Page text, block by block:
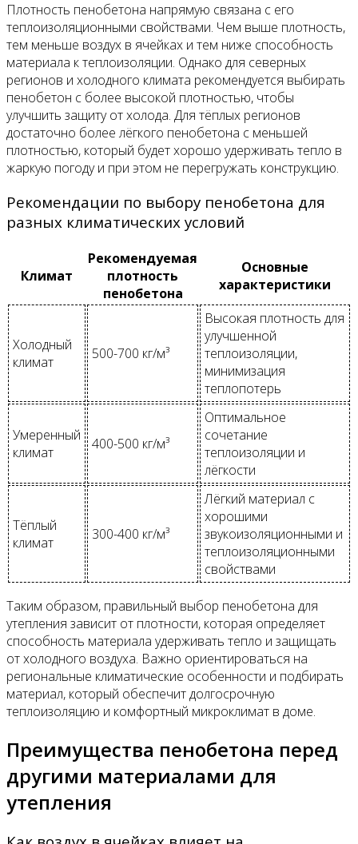
Плотность пенобетона напрямую связана с его
теплоизоляционными свойствами. Чем выше плотность,
тем меньше воздух в ячейках и тем ниже способность
материала к теплоизоляции. Однако для северных
регионов и холодного климата рекомендуется выбирать
пенобетон с более высокой плотностью, чтобы
улучшить защиту от холода. Для тёплых регионов
достаточно более лёгкого пенобетона с меньшей
плотностью, который будет хорошо удерживать тепло в
жаркую погоду и при этом не перегружать конструкцию.
Рекомендации по выбору пенобетона для
разных климатических условий
Климат
Рекомендуемая
плотность
пенобетона
Основные
характеристики
Холодный
климат
500-700 кг/м³
Высокая плотность для
улучшенной
теплоизоляции,
минимизация
теплопотерь
Умеренный
климат
400-500 кг/м³
Оптимальное
сочетание
теплоизоляции и
лёгкости
Тёплый
климат
300-400 кг/м³
Лёгкий материал с
хорошими
звукоизоляционными и
теплоизоляционными
свойствами
Таким образом, правильный выбор пенобетона для
утепления зависит от плотности, которая определяет
способность материала удерживать тепло и защищать
от холодного воздуха. Важно ориентироваться на
региональные климатические особенности и подбирать
материал, который обеспечит долгосрочную
теплоизоляцию и комфортный микроклимат в доме.
Преимущества пенобетона перед
другими материалами для
утепления